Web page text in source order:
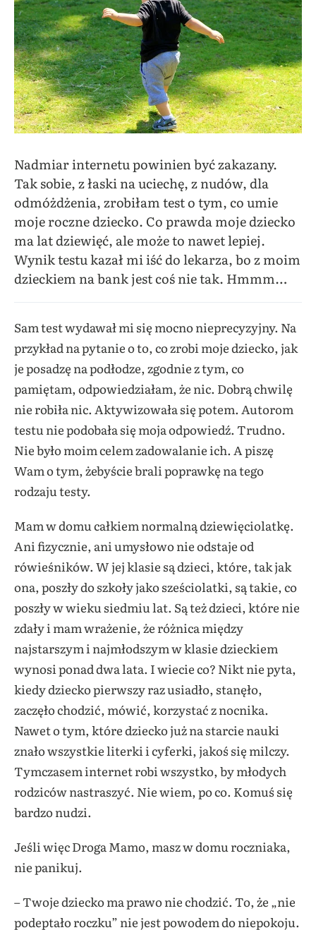
Nadmiar internetu powinien być zakazany.
Tak sobie, z łaski na uciechę, z nudów, dla
odmóżdżenia, zrobiłam test o tym, co umie
moje roczne dziecko. Co prawda moje dziecko
ma lat dziewięć, ale może to nawet lepiej.
Wynik testu kazał mi iść do lekarza, bo z moim
dzieckiem na bank jest coś nie tak. Hmmm…
Sam test wydawał mi się mocno nieprecyzyjny. Na
przykład na pytanie o to, co zrobi moje dziecko, jak
je posadzę na podłodze, zgodnie z tym, co
pamiętam, odpowiedziałam, że nic. Dobrą chwilę
nie robiła nic. Aktywizowała się potem. Autorom
testu nie podobała się moja odpowiedź. Trudno.
Nie było moim celem zadowalanie ich. A piszę
Wam o tym, żebyście brali poprawkę na tego
rodzaju testy.
Mam w domu całkiem normalną dziewięciolatkę.
Ani fizycznie, ani umysłowo nie odstaje od
rówieśników. W jej klasie są dzieci, które, tak jak
ona, poszły do szkoły jako sześciolatki, są takie, co
poszły w wieku siedmiu lat. Są też dzieci, które nie
zdały i mam wrażenie, że różnica między
najstarszym i najmłodszym w klasie dzieckiem
wynosi ponad dwa lata. I wiecie co? Nikt nie pyta,
kiedy dziecko pierwszy raz usiadło, stanęło,
zaczęło chodzić, mówić, korzystać z nocnika.
Nawet o tym, które dziecko już na starcie nauki
znało wszystkie literki i cyferki, jakoś się milczy.
Tymczasem internet robi wszystko, by młodych
rodziców nastraszyć. Nie wiem, po co. Komuś się
bardzo nudzi.
Jeśli więc Droga Mamo, masz w domu roczniaka,
nie panikuj.
– Twoje dziecko ma prawo nie chodzić. To, że „nie
podeptało roczku” nie jest powodem do niepokoju.